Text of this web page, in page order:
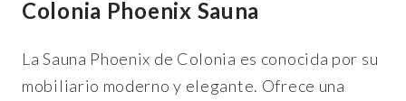
Colonia Phoenix Sauna
La Sauna Phoenix de Colonia es conocida por su
mobiliario moderno y elegante. Ofrece una